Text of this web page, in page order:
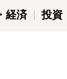
経済 投資